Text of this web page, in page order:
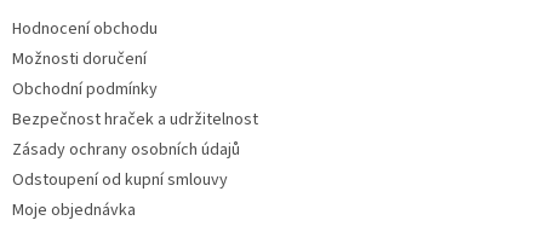
Hodnocení obchodu
Možnosti doručení
Obchodní podmínky
Bezpečnost hraček a udržitelnost
Zásady ochrany osobních údajů
Odstoupení od kupní smlouvy
Moje objednávka